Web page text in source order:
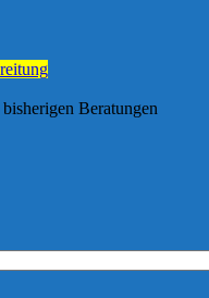
Beratungen